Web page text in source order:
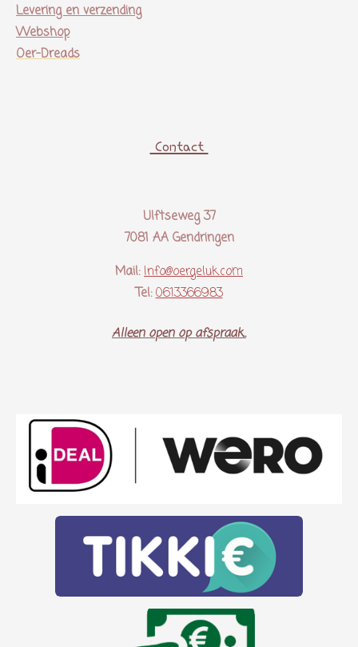
Levering en verzending
Webshop
Oer-Dreads
Contact
Ulftseweg 37
7081 AA Gendringen
Mail: Info@oergeluk.com
Tel: 0613366983
Alleen open op afspraak..